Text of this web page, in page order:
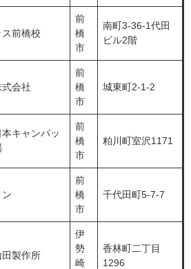
ス前橋校
前
橋
市
南町3-36-1代田
ビル2階
会社
前
橋
市
城東町2-1-2
キャンパッ
前
橋
市
粕川町室沢1171
前
橋
市
千代田町5-7-7
製作所
伊
勢
崎
香林町二丁目
1296